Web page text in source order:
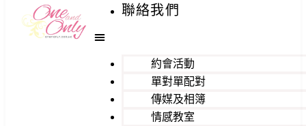
聯絡我們
約會活動
單對單配對
傳媒及相簿
情感教室